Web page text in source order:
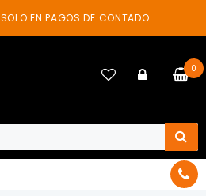
EN PAGOS DE CONTADO
0